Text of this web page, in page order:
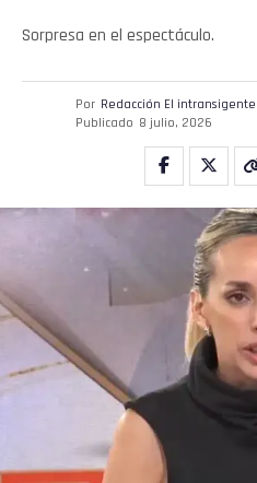
Sorpresa en el espectáculo.
Por Redacción El intransigente
Publicado 8 julio, 2026